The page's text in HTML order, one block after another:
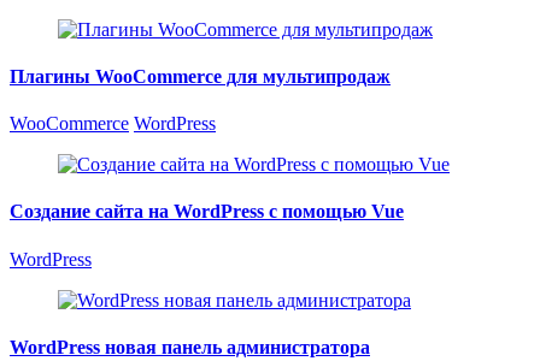
Плагины WooCommerce для мультипродаж
WooCommerce WordPress
Создание сайта на WordPress с помощью Vue
WordPress
WordPress новая панель администратора